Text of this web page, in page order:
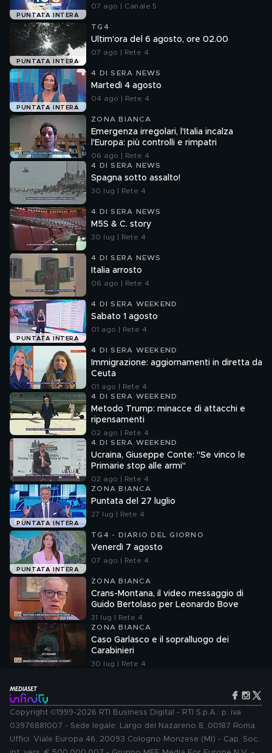
PUNTATA INTERA
07 ago | Canale 5
PUNTATA INTERA
TG4
Ultim'ora del 6 agosto, ore 02.00
07 ago | Rete 4
PUNTATA INTERA
4 DI SERA NEWS
Martedì 4 agosto
04 ago | Rete 4
ZONA BIANCA
Emergenza irregolari, l'Italia incalza
l'Europa: più controlli e rimpatri
06 ago | Rete 4
4 DI SERA NEWS
Spagna sotto assalto!
30 lug | Rete 4
4 DI SERA NEWS
M5S & C. story
30 lug | Rete 4
4 DI SERA NEWS
Italia arrosto
06 ago | Rete 4
PUNTATA INTERA
4 DI SERA WEEKEND
Sabato 1 agosto
01 ago | Rete 4
4 DI SERA WEEKEND
Immigrazione: aggiornamenti in diretta da
Ceuta
01 ago | Rete 4
4 DI SERA WEEKEND
Metodo Trump: minacce di attacchi e
ripensamenti
02 ago | Rete 4
4 DI SERA WEEKEND
Ucraina, Giuseppe Conte: "Se vinco le
Primarie stop alle armi"
02 ago | Rete 4
PUNTATA INTERA
ZONA BIANCA
Puntata del 27 luglio
27 lug | Rete 4
PUNTATA INTERA
TG4 - DIARIO DEL GIORNO
Venerdì 7 agosto
07 ago | Rete 4
ZONA BIANCA
Crans-Montana, il video messaggio di
Guido Bertolaso per Leonardo Bove
31 lug | Rete 4
ZONA BIANCA
Caso Garlasco e il sopralluogo dei
Carabinieri
30 lug | Rete 4
Copyright ©1999-2026 RTI Business Digital - RTI S.p.A.: p. iva
03976881007 - Sede legale: Largo del Nazareno 8, 00187 Roma.
Uffici: Viale Europa 46, 20093 Cologno Monzese (MI) - Cap. Soc.